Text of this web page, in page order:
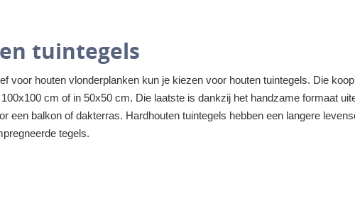
tuintegels
voor houten vlonderplanken kun je kiezen voor houten tuintegels. Die
cm of in 50x50 cm. Die laatste is dankzij het handzame formaat
een balkon of dakterras. Hardhouten tuintegels hebben een langere
tegels.